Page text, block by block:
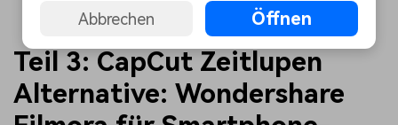
Teil 3: CapCut Zeitlupen
Alternative: Wondershare
Abbrechen Öffnen